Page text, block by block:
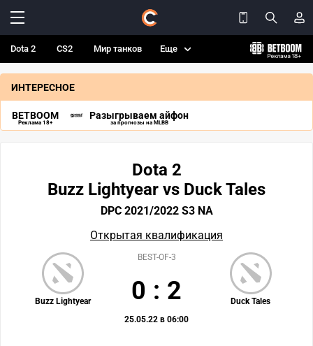
Dota 2 CS2 Мир танков Еще
ИНТЕРЕСНОЕ
BETBOOM
Реклама 18+
Разыгрываем айфон
за прогнозы на MLBB
Dota 2
Buzz Lightyear vs Duck Tales
DPC 2021/2022 S3 NA
Открытая квалификация
Buzz Lightyear Duck Tales
BEST-OF-3
0 : 2
25.05.22 в 06:00